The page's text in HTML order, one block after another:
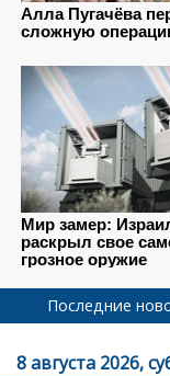
Последние
8 августа 2026,